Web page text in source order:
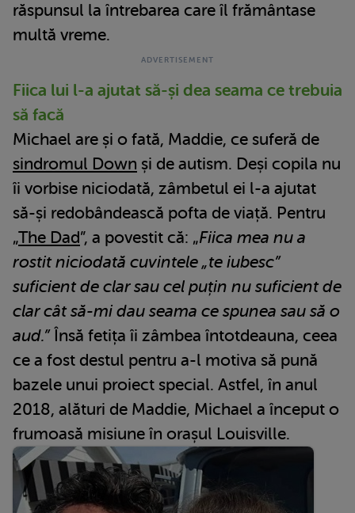
răspunsul la întrebarea care îl frământase
multă vreme.
Fiica lui l-a ajutat să-și dea seama ce trebuia
să facă
Michael are și o fată, Maddie, ce suferă de
sindromul Down și de autism. Deși copila nu
îi vorbise niciodată, zâmbetul ei l-a ajutat
să-și redobândească pofta de viață. Pentru
„The Dad”, a povestit că: „Fiica mea nu a
rostit niciodată cuvintele „te iubesc”
suficient de clar sau cel puțin nu suficient de
clar cât să-mi dau seama ce spunea sau să o
aud.”Însă fetița îi zâmbea întotdeauna, ceea
ce a fost destul pentru a-l motiva să pună
bazele unui proiect special. Astfel, în anul
2018, alături de Maddie, Michael a început o
frumoasă misiune în orașul Louisville.